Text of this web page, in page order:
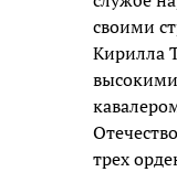
своими
Кирилла
трех